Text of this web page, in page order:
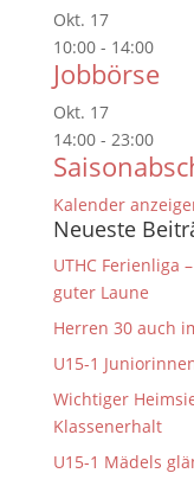
Okt. 17
10:00- 14:00
Jobbörse
Okt. 17
14:00- 23:00
Kalender
Neueste
UTHC Ferienliga
guter Laune
Herren 30 auch
U15-1
Wichtiger
Klassenerhalt
U15-1 Mädels